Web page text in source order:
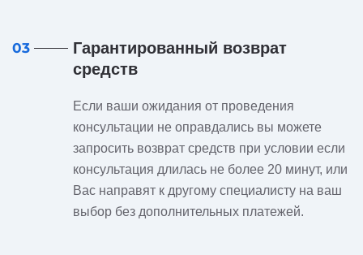
03
Гарантированный возврат
средств
Если ваши ожидания от проведения
консультации не оправдались вы можете
запросить возврат средств при условии если
консультация длилась не более 20 минут, или
Вас направят к другому специалисту на ваш
выбор без дополнительных платежей.